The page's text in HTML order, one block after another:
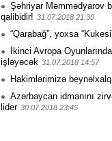
Şəhriyar Məmmədyarov
qalibidir! 31.07.2018 21:30
“Qarabağ”, yoxsa
İkinci Avropa
işləyəcək 31.07.2018 14:57
Hakimlərimizə
Azərbaycan idmanını
lider 30.07.2018 23:45